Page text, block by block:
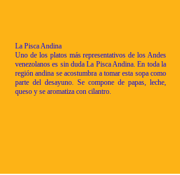
La Pisca Andina
Uno de los platos más representativos de los Andes
venezolanos es sin duda La Pisca Andina. En toda la
región andina se acostumbra a tomar esta sopa como
parte del desayuno. Se compone de papas, leche,
queso y se aromatiza con cilantro.